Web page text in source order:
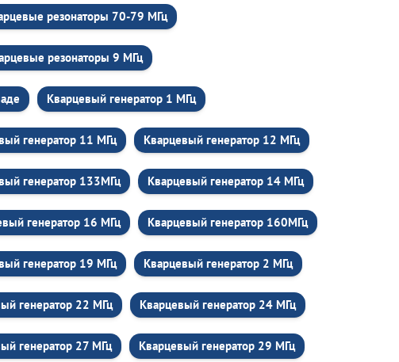
резонаторы 70-79 МГц
резонаторы 9 МГц
Кварцевый генератор 1 МГц
генератор 11 МГц Кварцевый генератор 12 МГц
генератор 133МГц Кварцевый генератор 14 МГц
генератор 16 МГц Кварцевый генератор 160МГц
генератор 19 МГц Кварцевый генератор 2 МГц
генератор 22 МГц Кварцевый генератор 24 МГц
генератор 27 МГц Кварцевый генератор 29 МГц